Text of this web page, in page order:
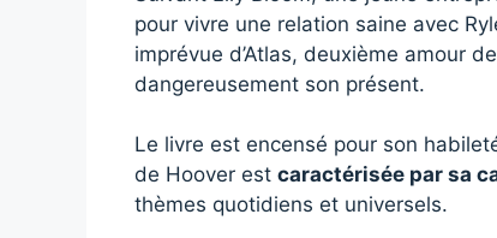
pour vivre une relation saine avec
imprévue d’Atlas, deuxième amour
dangereusement son présent.
Le livre est encensé pour son
de Hoover est caractérisée par sa
thèmes quotidiens et universels.